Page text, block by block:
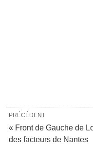
PRÉCÉDENT
« Front de Gauche de
des facteurs de Nantes